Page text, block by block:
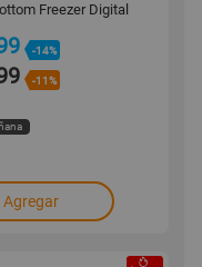
Freezer Digital
-14%
-11%
Agregar